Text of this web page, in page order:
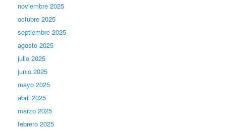
noviembre 2025
octubre 2025
septiembre 2025
agosto 2025
julio 2025
junio 2025
mayo 2025
abril 2025
marzo 2025
febrero 2025